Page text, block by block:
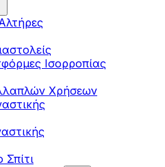
Ισορροπίας
Χρήσεων